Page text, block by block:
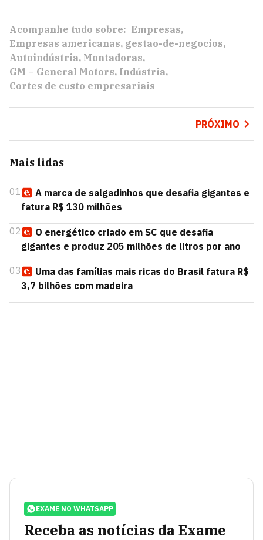
Acompanhe tudo sobre: Empresas
Empresas americanas gestao-de-negocios
Autoindústria Montadoras
GM – General Motors Indústria
Cortes de custo empresariais
PRÓXIMO
Mais lidas
01
A marca de salgadinhos que desafia gigantes e
fatura R$ 130 milhões
02
O energético criado em SC que desafia
gigantes e produz 205 milhões de litros por ano
03
Uma das famílias mais ricas do Brasil fatura R$
3,7 bilhões com madeira
EXAME NO WHATSAPP
Receba as notícias da Exame